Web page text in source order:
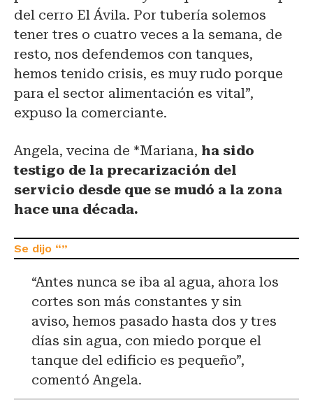
del cerro El Ávila. Por tubería solemos
tener tres o cuatro veces a la semana, de
resto, nos defendemos con tanques,
hemos tenido crisis, es muy rudo porque
para el sector alimentación es vital”,
expuso la comerciante.
Angela, vecina de *Mariana, ha sido
testigo de la precarización del
servicio desde que se mudó a la zona
hace una década.
“Antes nunca se iba al agua, ahora los
cortes son más constantes y sin
aviso, hemos pasado hasta dos y tres
días sin agua, con miedo porque el
tanque del edificio es pequeño”,
comentó Angela.